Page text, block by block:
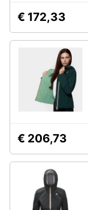
€ 172,33
€ 206,73